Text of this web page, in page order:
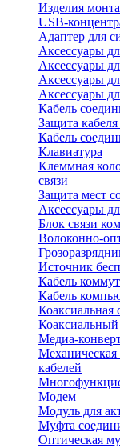
Изделия
USB-
Адаптер для
Аксессуары
Аксессуары
Аксессуары
Аксессуары
Кабель
Защита кабеля
Кабель
Клавиатура
Клеммная
связи
Защита мест
Аксессуары
Блок связи
Волоконно-
Источник
Кабель
Кабель
Коаксиальная
Медиа-
кабелей
Модем
Модуль для
Муфта
Оптическая